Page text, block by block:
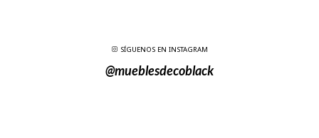
SÍGUENOS EN INSTAGRAM
@mueblesdecoblack